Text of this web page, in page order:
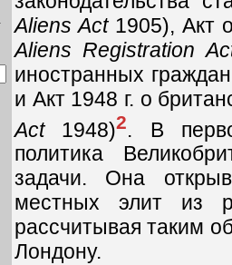
Aliens Act1905), Акт
Aliens Registration
иностранных
и Акт 1948 г. о
Act1948)2. В
политика
задачи. Она
местных элит из
рассчитывая таким
Лондону.